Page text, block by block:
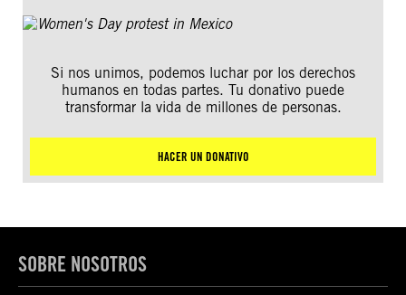
Si nos unimos, podemos luchar por los derechos
humanos en todas partes. Tu donativo puede
transformar la vida de millones de personas.
HACER UN DONATIVO
SOBRE NOSOTROS